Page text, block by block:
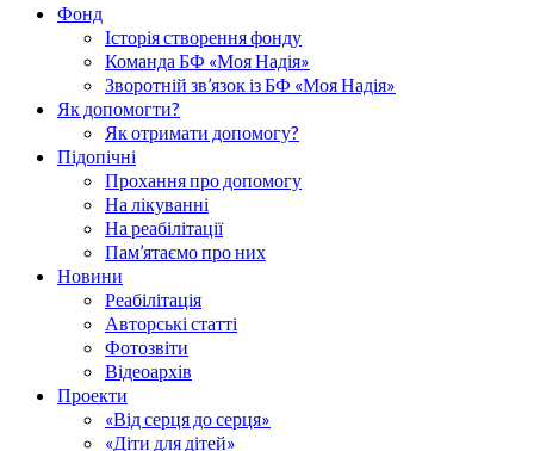
Фонд
Історія створення фонду
Команда БФ «Моя Надія»
Зворотній зв’язок із БФ «Моя Надія»
Як допомогти?
Як отримати допомогу?
Підопічні
Прохання про допомогу
На лікуванні
На реабілітації
Пам’ятаємо про них
Новини
Реабілітація
Авторські статті
Фотозвіти
Відеоархів
Проекти
«Від серця до серця»
«Діти для дітей»